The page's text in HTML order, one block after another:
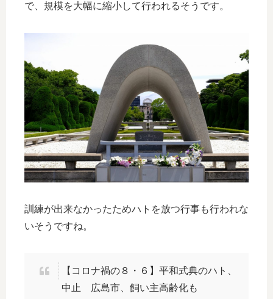
で、規模を大幅に縮小して行われるそうです。
訓練が出来なかったためハトを放つ行事も行われな
いそうですね。
【コロナ禍の８・６】平和式典のハト、
中止 広島市、飼い主高齢化も